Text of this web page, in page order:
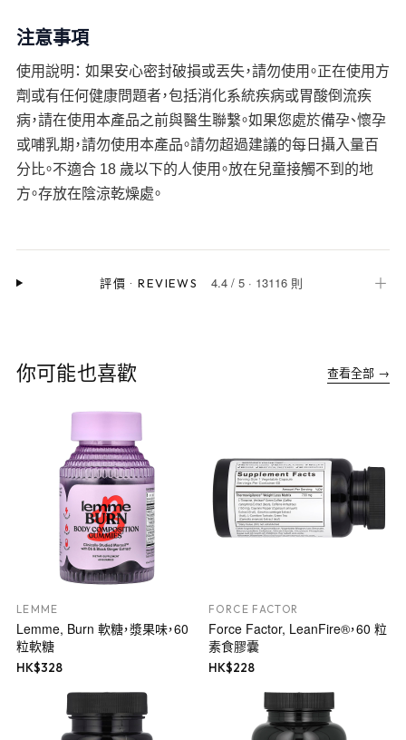
注意事項
使用說明： 如果安心密封破損或丟失，請勿使用。正在使用方
劑或有任何健康問題者，包括消化系統疾病或胃酸倒流疾
病，請在使用本產品之前與醫生聯繫。如果您處於備孕、懷孕
或哺乳期，請勿使用本產品。請勿超過建議的每日攝入量百
分比。不適合 18 歲以下的人使用。放在兒童接觸不到的地
方。存放在陰涼乾燥處。
評價 ·REVIEWS 4.4/ 5· 13116 則 ＋
你可能也喜歡 查看全部 →
LEMME
Lemme, Burn 軟糖，漿果味，60
粒軟糖
HK$328
FORCE FACTOR
Force Factor, LeanFire®，60 粒
素食膠囊
HK$228